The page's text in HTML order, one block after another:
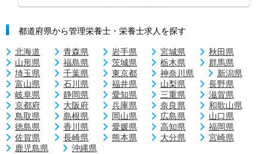
都道府県から管理栄養士・栄養士求人を探す
北海道 青森県 岩手県 宮城県
秋田県
山形県
福島県 茨城県 栃木県
群馬県
埼玉県
千葉県 東京都 神奈川県
新潟県
富山県
石川県 福井県 山梨県
長野県
岐阜県
静岡県 愛知県 三重県
滋賀県
京都府
大阪府 兵庫県 奈良県
和歌山県
鳥取県
島根県 岡山県 広島県
山口県
徳島県
香川県 愛媛県 高知県
福岡県
佐賀県
長崎県 熊本県 大分県
宮崎県
鹿児島県
沖縄県